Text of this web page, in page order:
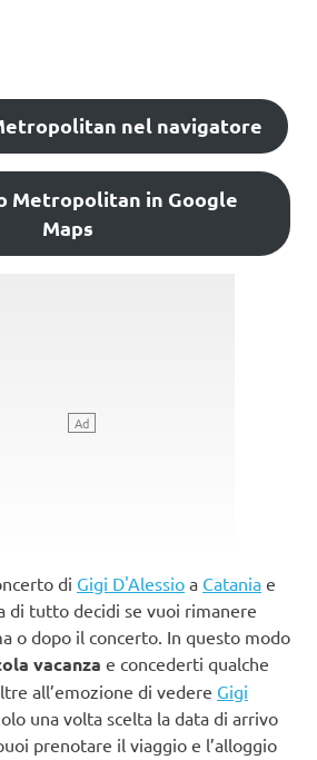
nel navigatore
Metropolitan in Google
Maps
di Gigi D'Alessio a Catania e
di tutto decidi se vuoi rimanere
o dopo il concerto. In questo modo
vacanza e concederti qualche
all’emozione di vedere Gigi
una volta scelta la data di arrivo
prenotare il viaggio e l’alloggio